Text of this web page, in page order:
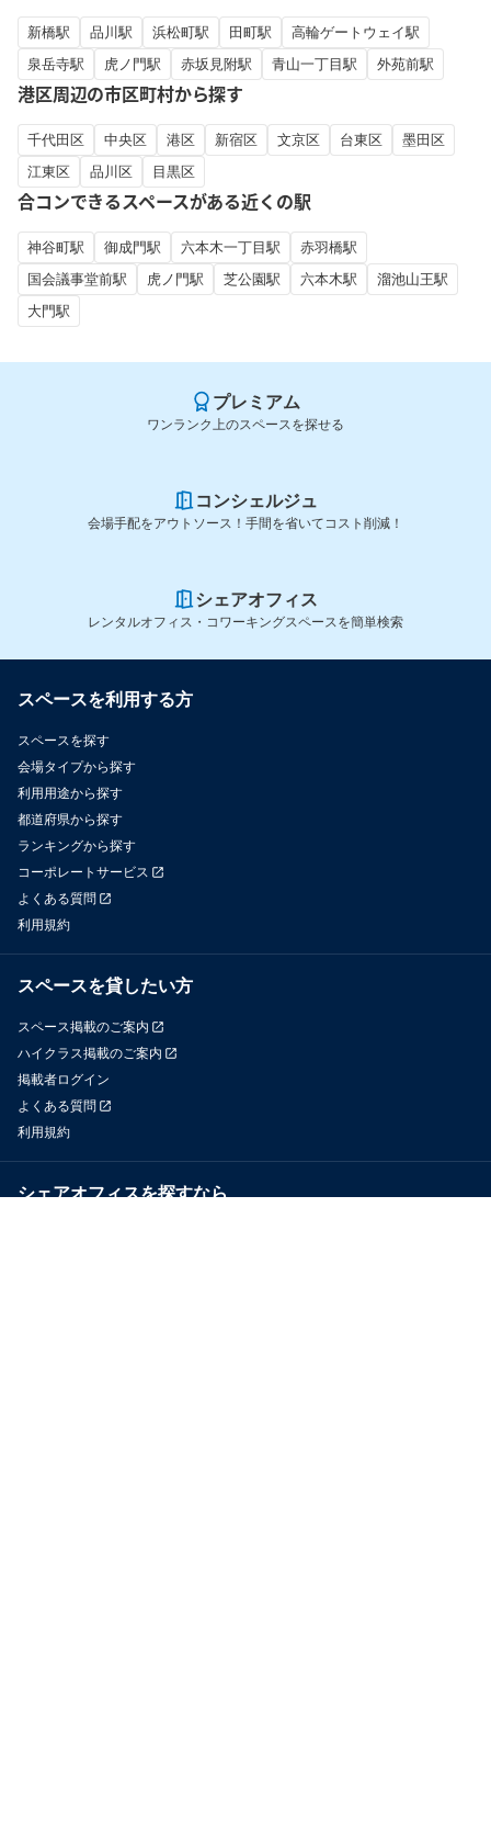
新橋駅 品川駅 浜松町駅 田町駅
高輪ゲートウェイ駅
泉岳寺駅
虎ノ門駅 赤坂見附駅 青山一丁目駅 外苑前駅
港区周辺の市区町村から探す
千代田区 中央区 港区 新宿区 文京区 台東区
墨田区
江東区
品川区 目黒区
合コンできるスペースがある近くの駅
神谷町駅 御成門駅 六本木一丁目駅
赤羽橋駅
国会議事堂前駅
虎ノ門駅 芝公園駅 六本木駅
溜池山王駅
大門駅
プレミアム
ワンランク上のスペースを探せる
コンシェルジュ
会場手配をアウトソース！手間を省いてコスト削減！
シェアオフィス
レンタルオフィス・コワーキングスペースを簡単検索
スペースを利用する方
スペースを探す
会場タイプから探す
利用用途から探す
都道府県から探す
ランキングから探す
コーポレートサービス
よくある質問
利用規約
スペースを貸したい方
スペース掲載のご案内
ハイクラス掲載のご案内
掲載者ログイン
よくある質問
利用規約
シェアオフィスを探すなら